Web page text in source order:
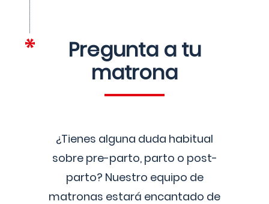
Pregunta a tu
matrona
¿Tienes alguna duda habitual
sobre pre-parto, parto o post-
parto? Nuestro equipo de
matronas estará encantado de